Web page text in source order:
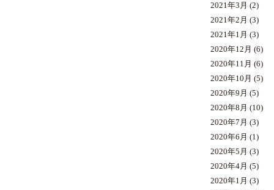
2021年3月 (2)
2021年2月 (3)
2021年1月 (3)
2020年12月 (6)
2020年11月 (6)
2020年10月 (5)
2020年9月 (5)
2020年8月 (10)
2020年7月 (3)
2020年6月 (1)
2020年5月 (3)
2020年4月 (5)
2020年1月 (3)